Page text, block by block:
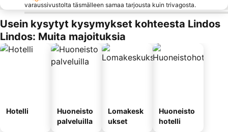
varaussivustolta täsmälleen samaa tarjousta kuin trivagosta.
Usein kysytyt kysymykset kohteesta Lindos
Lindos: Muita majoituksia
Hotelli
Huoneisto
palveluilla
Lomakesk
ukset
Huoneisto
hotelli